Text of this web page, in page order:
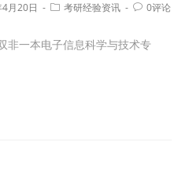
月20日 考研经验资讯 0评论
非一本电子信息科学与技术专